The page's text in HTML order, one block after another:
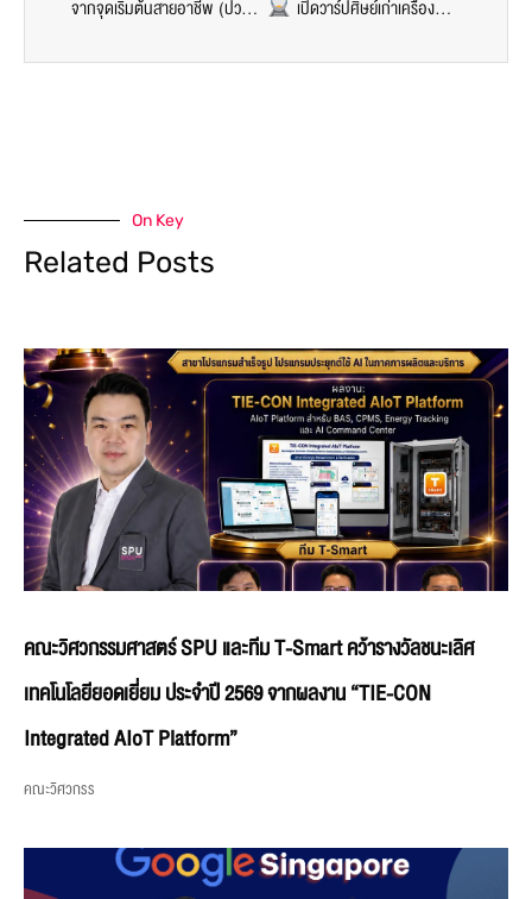
จากจุดเริ่มต้นสายอาชีพ (ปวส.) สู่ Mechanical & Design Engineer ในบริษัทร่วมทุนข้ามชาติระดับโลก: เมื่อการเรียนและธุรกิจครอบครัวเดินหน้าไปพร้อมกันได้ที่ “วิศวกรรมเครื่องกล SPU” เปิดวาร์ปศิษย์เก่าเครื่องกล SPU! จากห้องแล็บสุดล้ำ สู่ Engineer บริษัทยักษ์ใหญ่ระดับโลก Alstom!
On Key
Related Posts
คณะวิศวกรรมศาสตร์ SPU และทีม T-Smart คว้ารางวัลชนะเลิศ
เทคโนโลยียอดเยี่ยม ประจำปี 2569 จากผลงาน “TIE-CON
Integrated AIoT Platform”
คณะวิศวกรร